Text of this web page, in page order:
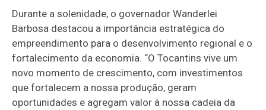
Durante a solenidade, o governador Wanderlei
Barbosa destacou a importância estratégica do
empreendimento para o desenvolvimento regional e o
fortalecimento da economia. “O Tocantins vive um
novo momento de crescimento, com investimentos
que fortalecem a nossa produção, geram
oportunidades e agregam valor à nossa cadeia da